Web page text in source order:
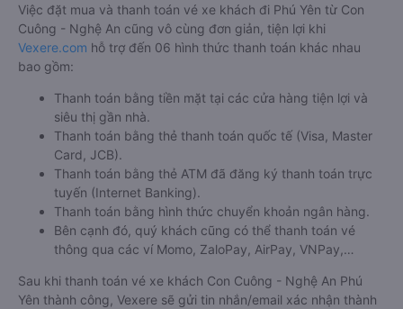
Việc đặt mua và thanh toán vé xe khách đi Phú Yên từ Con
Cuông - Nghệ An cũng vô cùng đơn giản, tiện lợi khi
Vexere.com hỗ trợ đến 06 hình thức thanh toán khác nhau
bao gồm:
Thanh toán bằng tiền mặt tại các cửa hàng tiện lợi và
siêu thị gần nhà.
Thanh toán bằng thẻ thanh toán quốc tế (Visa, Master
Card, JCB).
Thanh toán bằng thẻ ATM đã đăng ký thanh toán trực
tuyến (Internet Banking).
Thanh toán bằng hình thức chuyển khoản ngân hàng.
Bên cạnh đó, quý khách cũng có thể thanh toán vé
thông qua các ví Momo, ZaloPay, AirPay, VNPay,…
Sau khi thanh toán vé xe khách Con Cuông - Nghệ An Phú
Yên thành công, Vexere sẽ gửi tin nhắn/email xác nhận thành